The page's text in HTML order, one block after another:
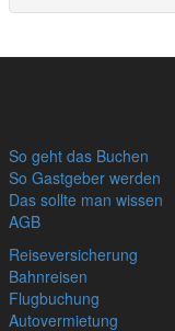
So geht das Buchen
So Gastgeber werden
Das sollte man wissen
AGB
Reiseversicherung
Bahnreisen
Flugbuchung
Autovermietung